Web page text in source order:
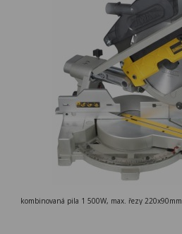
kombinovaná pila 1 500W, max. řezy 220x90mm